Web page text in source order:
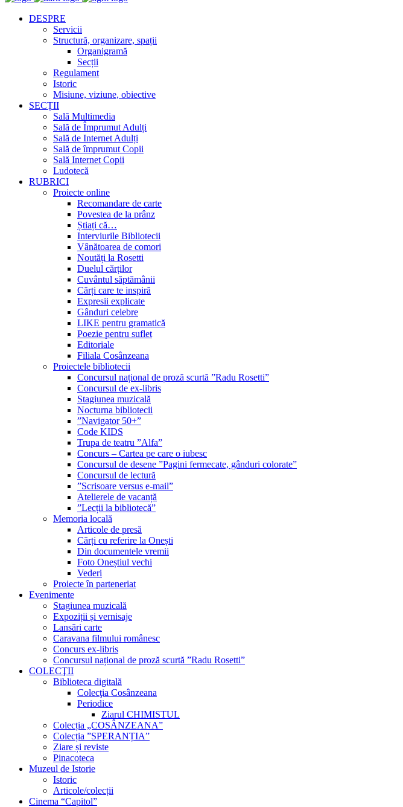
DESPRE
Servicii
Structură, organizare, spații
Organigramă
Secții
Regulament
Istoric
Misiune, viziune, obiective
SECȚII
Sală Multimedia
Sală de Împrumut Adulți
Sală de Internet Adulți
Sală de împrumut Copii
Sală Internet Copii
Ludotecă
RUBRICI
Proiecte online
Recomandare de carte
Povestea de la prânz
Știați că…
Interviurile Bibliotecii
Vânătoarea de comori
Noutăți la Rosetti
Duelul cărților
Cuvântul săptămânii
Cărți care te inspiră
Expresii explicate
Gânduri celebre
LIKE pentru gramatică
Poezie pentru suflet
Editoriale
Filiala Cosânzeana
Proiectele bibliotecii
Concursul național de proză scurtă ”Radu Rosetti”
Concursul de ex-libris
Stagiunea muzicală
Nocturna bibliotecii
”Navigator 50+”
Code KIDS
Trupa de teatru ”Alfa”
Concurs – Cartea pe care o iubesc
Concursul de desene ”Pagini fermecate, gânduri colorate”
Concursul de lectură
”Scrisoare versus e-mail”
Atelierele de vacanță
”Lecții la bibliotecă”
Memoria locală
Articole de presă
Cărți cu referire la Onești
Din documentele vremii
Foto Oneștiul vechi
Vederi
Proiecte în parteneriat
Evenimente
Stagiunea muzicală
Expoziții și vernisaje
Lansări carte
Caravana filmului românesc
Concurs ex-libris
Concursul național de proză scurtă ”Radu Rosetti”
COLECŢII
Biblioteca digitală
Colecţia Cosânzeana
Periodice
Ziarul CHIMISTUL
Colecția „COSÂNZEANA”
Colecția ”SPERANȚIA”
Ziare și reviste
Pinacoteca
Muzeul de Istorie
Istoric
Articole/colecții
Cinema “Capitol”